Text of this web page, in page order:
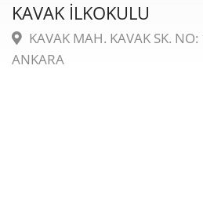
KAVAK İLKOKULU
KAVAK MAH. KAVAK SK.
ANKARA